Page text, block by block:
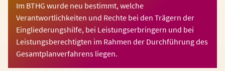
Im BTHG wurde neu bestimmt, welche
Verantwortlichkeiten und Rechte bei den Trägern der
Eingliederungshilfe, bei Leistungserbringern und bei
Leistungsberechtigten im Rahmen der Durchführung des
Gesamtplanverfahrens liegen.